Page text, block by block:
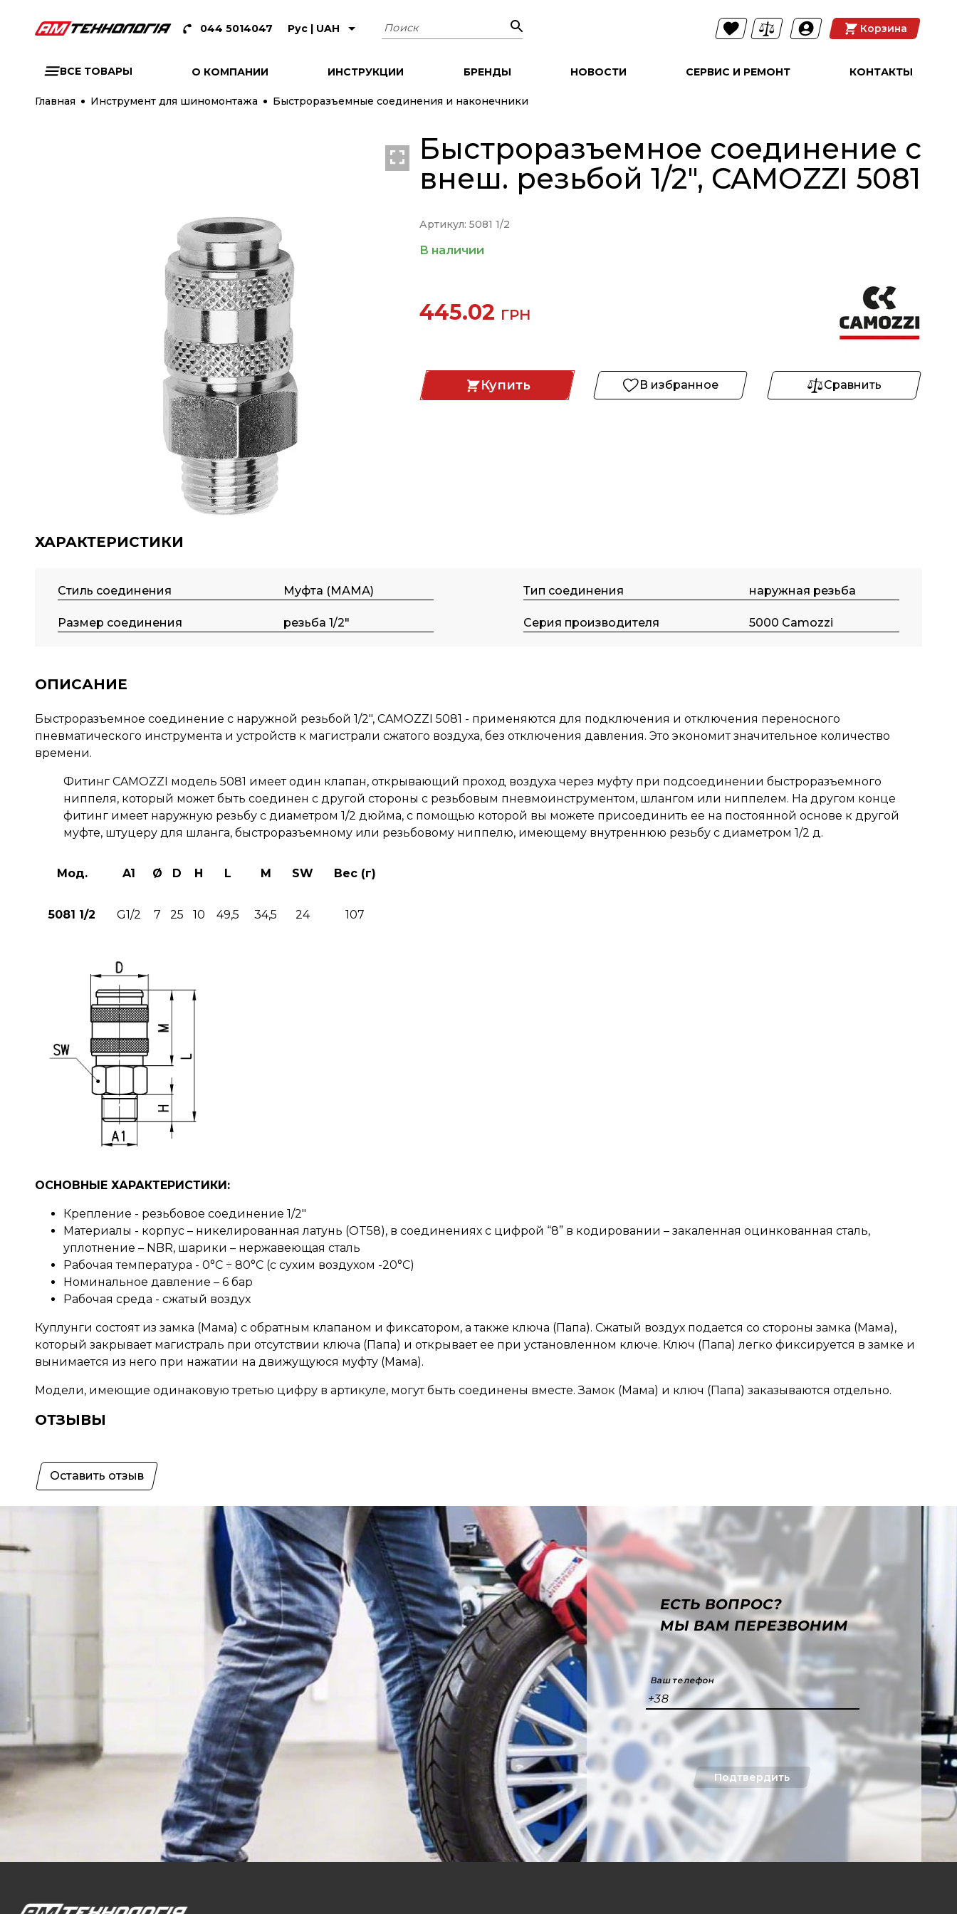
044 5014047 Рус | UAH Поиск Корзина
ВСЕ ТОВАРЫ О КОМПАНИИ ИНСТРУКЦИИ БРЕНДЫ НОВОСТИ СЕРВИС И РЕМОНТ КОНТАКТЫ
Главная Инструмент для шиномонтажа Быстроразъемные соединения и наконечники
Быстроразъемное соединение с
внеш. резьбой 1/2", CAMOZZI 5081
Артикул: 5081 1/2
В наличии
445.02 ГРН
Купить В избранное Сравнить
ХАРАКТЕРИСТИКИ
Стиль соединения Муфта (МАМА) Тип соединения наружная резьба
Размер соединения резьба 1/2" Серия производителя 5000 Camozzi
ОПИСАНИЕ
Быстроразъемное соединение с наружной резьбой 1/2", CAMOZZI 5081 - применяются для подключения и отключения переносного
пневматического инструмента и устройств к магистрали сжатого воздуха, без отключения давления. Это экономит значительное количество
времени.
Фитинг CAMOZZI модель 5081 имеет один клапан, открывающий проход воздуха через муфту при подсоединении быстроразъемного
ниппеля, который может быть соединен с другой стороны с резьбовым пневмоинструментом, шлангом или ниппелем. На другом конце
фитинг имеет наружную резьбу с диаметром 1/2 дюйма, с помощью которой вы можете присоединить ее на постоянной основе к другой
муфте, штуцеру для шланга, быстроразъемному или резьбовому ниппелю, имеющему внутреннюю резьбу с диаметром 1/2 д.
Мод. A1 Ø D H L M SW Вес (г)
5081 1/2 G1/2 7 25 10 49,5 34,5 24 107
ОСНОВНЫЕ ХАРАКТЕРИСТИКИ:
Крепление - резьбовое соединение 1/2"
Материалы - корпус – никелированная латунь (OT58), в соединениях с цифрой “8” в кодировании – закаленная оцинкованная сталь,
уплотнение – NBR, шарики – нержавеющая сталь
Рабочая температура - 0°C ÷ 80°C (с сухим воздухом -20°C)
Номинальное давление – 6 бар
Рабочая среда - сжатый воздух
Куплунги состоят из замка (Мама) с обратным клапаном и фиксатором, а также ключа (Папа). Сжатый воздух подается со стороны замка (Мама),
который закрывает магистраль при отсутствии ключа (Папа) и открывает ее при установленном ключе. Ключ (Папа) легко фиксируется в замке и
вынимается из него при нажатии на движущуюся муфту (Мама).
Модели, имеющие одинаковую третью цифру в артикуле, могут быть соединены вместе. Замок (Мама) и ключ (Папа) заказываются отдельно.
ОТЗЫВЫ
Оставить отзыв
ЕСТЬ ВОПРОС?
МЫ ВАМ ПЕРЕЗВОНИМ
Ваш телефон
+38
Подтвердить